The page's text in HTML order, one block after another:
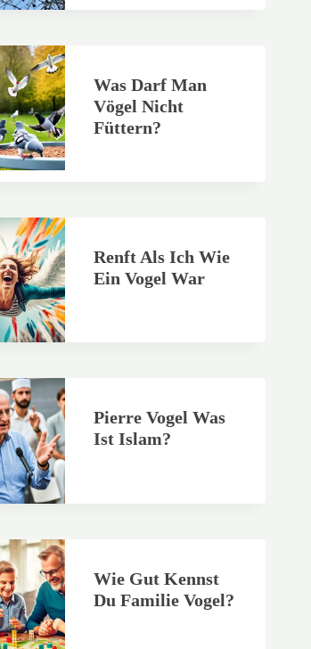
Was Darf Man
Vögel Nicht
Füttern?
Renft Als Ich Wie
Ein Vogel War
Pierre Vogel Was
Ist Islam?
Wie Gut Kennst
Du Familie Vogel?